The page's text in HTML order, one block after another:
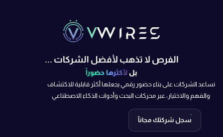
الفرص لا تذهب لأفضل الشركات ...
بل لأكثرها حضوراً
نساعد الشركات على بناء حضور رقمي يجعلها أكثر قابلية للاكتشاف
والفهم والاختيار، عبر محركات البحث وأدوات الذكاء الاصطناعي
سجل شركتك مجانآ